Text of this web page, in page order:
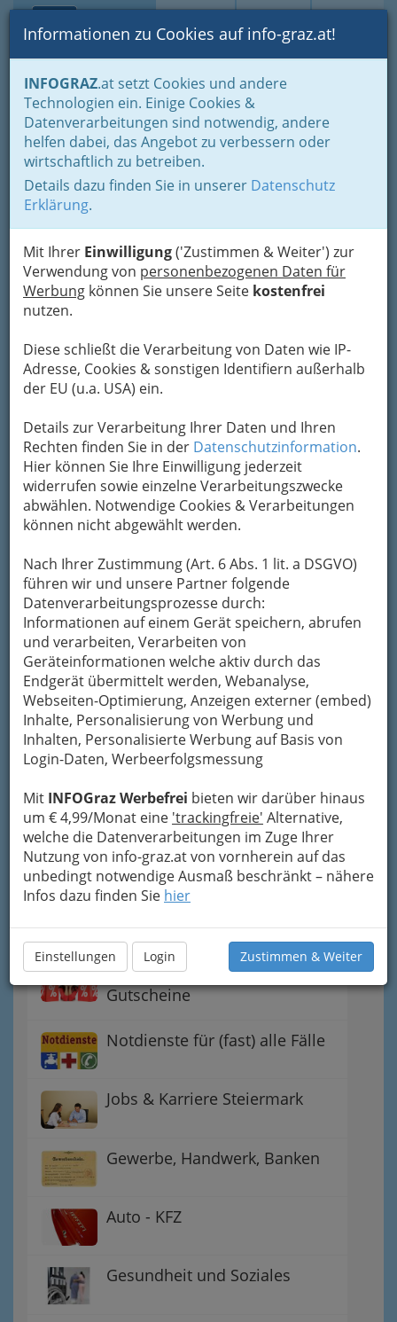
Suche Login Toggle
Informationen zu Cookies auf info-graz.at!
INFOGRAZ.at setzt Cookies und andere
Technologien ein. Einige Cookies &
Datenverarbeitungen sind notwendig, andere
helfen dabei, das Angebot zu verbessern oder
wirtschaftlich zu betreiben.
Details dazu finden Sie in unserer Datenschutz
Erklärung.
Mit Ihrer Einwilligung('Zustimmen & Weiter') zur
Verwendung von personenbezogenen Daten für
Werbung können Sie unsere Seite kostenfrei
nutzen.
Diese schließt die Verarbeitung von Daten wie IP-
Adresse, Cookies & sonstigen Identifiern außerhalb
der EU (u.a. USA) ein.
Details zur Verarbeitung Ihrer Daten und Ihren
Rechten finden Sie in der Datenschutzinformation.
Hier können Sie Ihre Einwilligung jederzeit
widerrufen sowie einzelne Verarbeitungszwecke
abwählen. Notwendige Cookies & Verarbeitungen
können nicht abgewählt werden.
Nach Ihrer Zustimmung (Art. 6 Abs. 1 lit. a DSGVO)
führen wir und unsere Partner folgende
Datenverarbeitungsprozesse durch:
Informationen auf einem Gerät speichern, abrufen
und verarbeiten, Verarbeiten von
Geräteinformationen welche aktiv durch das
Endgerät übermittelt werden, Webanalyse,
Webseiten-Optimierung, Anzeigen externer (embed)
Inhalte, Personalisierung von Werbung und
Inhalten, Personalisierte Werbung auf Basis von
Login-Daten, Werbeerfolgsmessung
Mit INFOGraz Werbefrei bieten wir darüber hinaus
um € 4,99/Monat eine 'trackingfreie' Alternative,
welche die Datenverarbeitungen im Zuge Ihrer
Nutzung von info-graz.at von vornherein auf das
unbedingt notwendige Ausmaß beschränkt – nähere
Infos dazu finden Sie hier
Einstellungen Login Zustimmen & Weiter
Home Branchen
Dr. Ralf Ludwig - Facharzt
für Haut- und
Geschlechtskrankheiten
Plüddemanngasse 15, 8010 Graz
+43 316 327 920
Adresse mit Google Maps anschauen
Die wichtigsten Kategorien
Einkaufen & Schenken - der
Handel
Gutschein-Welt: von myToys
bis H&M, C&A u.v.m.
Gewinnspiele - Lokale
Gutscheine
Notdienste für (fast) alle Fälle
Jobs & Karriere Steiermark
Gewerbe, Handwerk, Banken
Auto - KFZ
Gesundheit und Soziales